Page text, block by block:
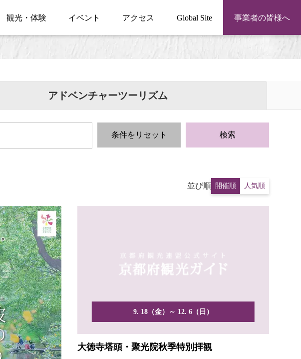
観光・体験 イベント アクセス Global Site 事業者の皆様へ
アドベンチャーツーリズム
条件をリセット 検索
並び順 開催順 人気順
9. 18（金）～ 12. 6（日）
大徳寺塔頭・聚光院秋季特別拝観